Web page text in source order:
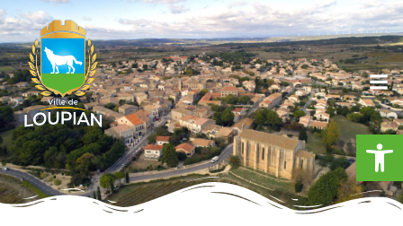
Aller
au
contenu
Commune de